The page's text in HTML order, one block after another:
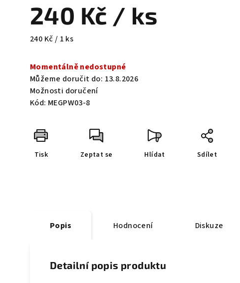
z
5
hvězdiček.
240 Kč / ks
Měrná
240 Kč / 1 ks
Momentálně nedostupné
Můžeme doručit do: 13.8.2026
Možnosti doručení
Kód: MEGPW03-8
Tisk Zeptat se Hlídat Sdílet
Popis Hodnocení Diskuze
Detailní popis produktu